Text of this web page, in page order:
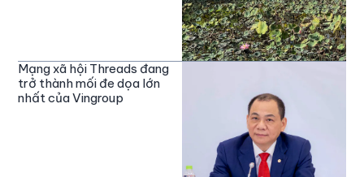
Mạng xã hội Threads đang
trở thành mối đe dọa lớn
nhất của Vingroup